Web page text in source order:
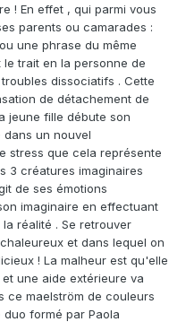
! En effet , qui parmi vous
parents ou camarades :
une phrase du même
trait en la personne de
dissociatifs . Cette
de détachement de
jeune fille débute son
un nouvel
stress que cela représente
3 créatures imaginaires
de ses émotions
imaginaire en effectuant
réalité . Se retrouver
et dans lequel on
! La malheur est qu'elle
une aide extérieure va
ce maelström de couleurs
formé par Paola